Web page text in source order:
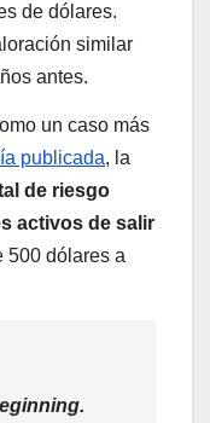
de dólares.
similar
antes.
un caso más
publicada, la
de riesgo
activos de salir
500 dólares a